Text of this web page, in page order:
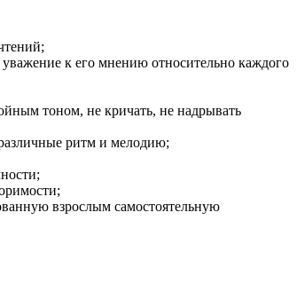
к его мнению относительно каждого
тоном, не кричать, не надрывать
ритм и мелодию;
взрослым самостоятельную